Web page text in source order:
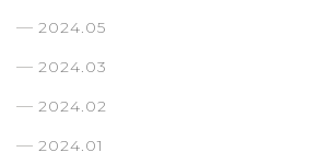
2024.05
2024.03
2024.02
2024.01